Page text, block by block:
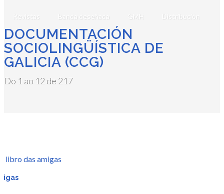
Revistas Banda deseñada GMH Distribución
DOCUMENTACIÓN
SOCIOLINGÜÍSTICA DE
GALICIA (CCG)
Do 1 ao 12 de 217